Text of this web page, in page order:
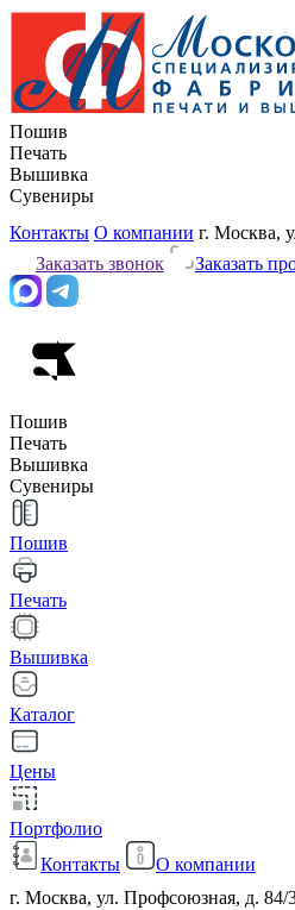
Пошив
Печать
Вышивка
Сувениры
Контакты О компании г. Москва,
Заказать звонок
Заказать
Пошив
Печать
Вышивка
Сувениры
Пошив
Печать
Вышивка
Каталог
Цены
Портфолио
Контакты
О компании
г. Москва, ул. Профсоюзная, д. 84/